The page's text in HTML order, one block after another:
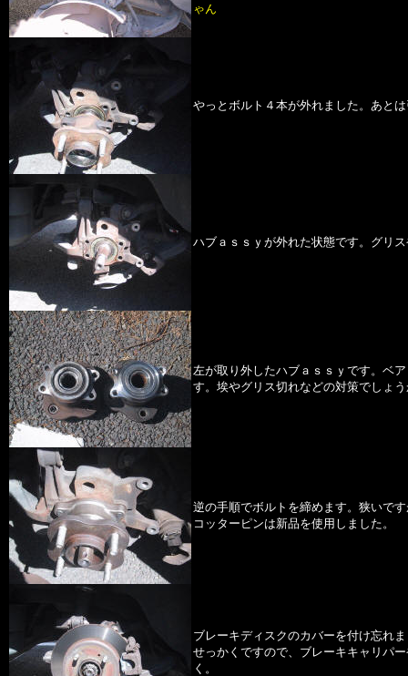
ゃん
やっとボルト４本が外れました。あと
ハブａｓｓｙが外れた状態です。グリ
左が取り外したハブａｓｓｙです。ベ
す。埃やグリス切れなどの対策でしょ
逆の手順でボルトを締めます。狭いで
コッターピンは新品を使用しました。
ブレーキディスクのカバーを付け忘れ
せっかくですので、ブレーキキャリパ
く。